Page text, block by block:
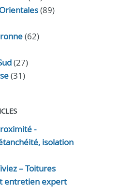
(89)
(62)
(27)
(31)
-
isolation
– Toitures
entretien expert